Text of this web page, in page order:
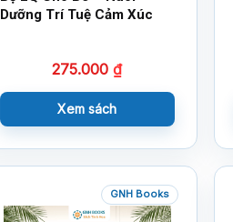
Dưỡng Trí Tuệ Cảm Xúc
275.000₫
Xem sách
GNH Books